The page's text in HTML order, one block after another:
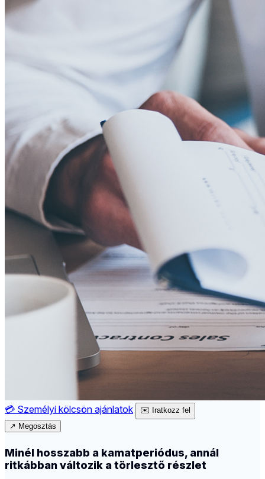
💳 Személyi kölcsön ajánlatok ✉️ Iratkozz fel
↗ Megosztás
Minél hosszabb a kamatperiódus, annál
ritkábban változik a törlesztő részlet